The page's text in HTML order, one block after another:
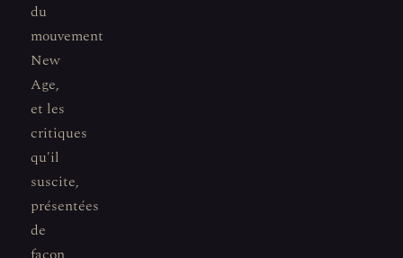
du
mouvement
New
Age,
et les
critiques
qu'il
suscite,
présentées
de